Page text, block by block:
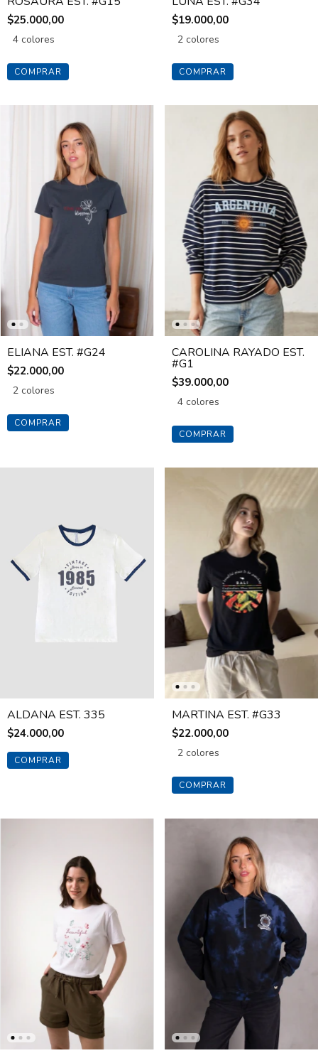
$25.000,00
4 colores
COMPRAR
$19.000,00
2 colores
COMPRAR
ELIANA EST. #G24
$22.000,00
2 colores
COMPRAR
CAROLINA RAYADO EST.
#G1
$39.000,00
4 colores
COMPRAR
ALDANA EST. 335
$24.000,00
COMPRAR
MARTINA EST. #G33
$22.000,00
2 colores
COMPRAR